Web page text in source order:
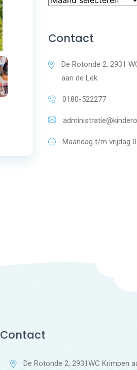
Contact
De Rotonde 2, 2931
aan de Lek
0180-522277
Maandag t/m vrijdag
Contact
De Rotonde 2, 2931WC Krimpen